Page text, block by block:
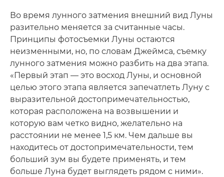
Во время лунного затмения внешний вид Луны
разительно меняется за считанные часы.
Принципы фотосъемки Луны остаются
неизменными, но, по словам Джеймса, съемку
лунного затмения можно разбить на два этапа.
«Первый этап — это восход Луны, и основной
целью этого этапа является запечатлеть Луну с
выразительной достопримечательностью,
которая расположена на возвышении и
которую вам четко видно, желательно на
расстоянии не менее 1,5 км. Чем дальше вы
находитесь от достопримечательности, тем
больший зум вы будете применять, и тем
больше Луна будет выглядеть рядом с ними».